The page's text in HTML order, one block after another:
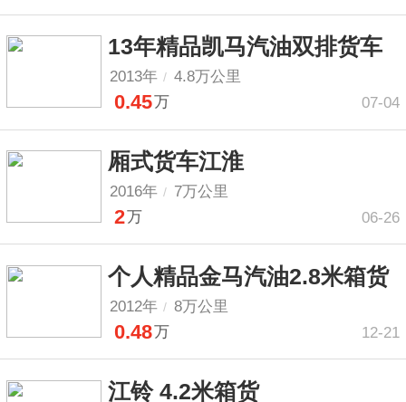
13年精品凯马汽油双排货车
2013年 / 4.8万公里
0.45万 07-04
厢式货车江淮
2016年 / 7万公里
2万 06-26
个人精品金马汽油2.8米箱货
2012年 / 8万公里
0.48万 12-21
江铃 4.2米箱货